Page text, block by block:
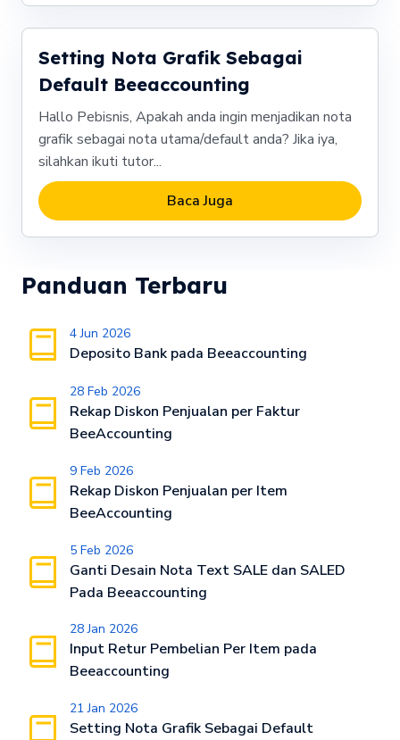
Setting Nota Grafik Sebagai
Default Beeaccounting
Hallo Pebisnis, Apakah anda ingin menjadikan nota
grafik sebagai nota utama/default anda? Jika iya,
silahkan ikuti tutor...
Baca Juga
Panduan Terbaru
4 Jun 2026
Deposito Bank pada Beeaccounting
28 Feb 2026
Rekap Diskon Penjualan per Faktur
BeeAccounting
9 Feb 2026
Rekap Diskon Penjualan per Item
BeeAccounting
5 Feb 2026
Ganti Desain Nota Text SALE dan SALED
Pada Beeaccounting
28 Jan 2026
Input Retur Pembelian Per Item pada
Beeaccounting
21 Jan 2026
Setting Nota Grafik Sebagai Default